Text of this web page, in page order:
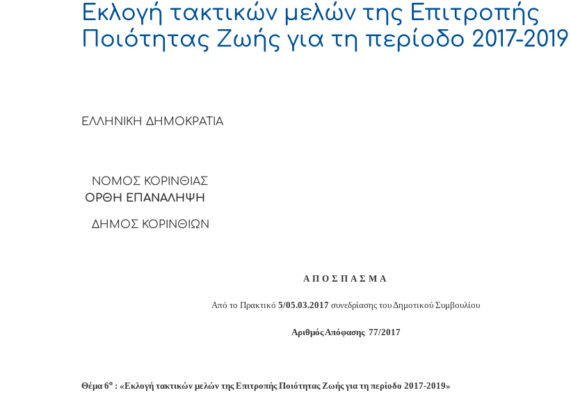
Εκλογή τακτικών μελών της Επιτροπής
Ποιότητας Ζωής για τη περίοδο 2017-2019
ΕΛΛΗΝΙΚΗ ΔΗΜΟΚΡΑΤΙΑ
ΝΟΜΟΣ ΚΟΡΙΝΘΙΑΣ
ΟΡΘΗ ΕΠΑΝΑΛΗΨΗ
ΔΗΜΟΣ ΚΟΡΙΝΘΙΩΝ
ΑΠΟΣΠΑΣΜΑ
Από το Πρακτικό 5/05.03.2017 συνεδρίασης του Δημοτικού Συμβουλίου
Αριθμός Απόφασης 77/2017
Θέμα 6ο : «Εκλογή τακτικών μελών της Επιτροπής Ποιότητας Ζωής για τη περίοδο 2017-2019»